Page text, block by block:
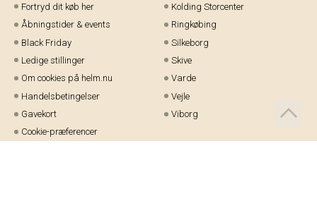
Fortryd dit køb her
Åbningstider & events
Black Friday
Ledige stillinger
Om cookies på helm.nu
Handelsbetingelser
Gavekort
Cookie-præferencer
Kolding Storcenter
Ringkøbing
Silkeborg
Skive
Varde
Vejle
Viborg